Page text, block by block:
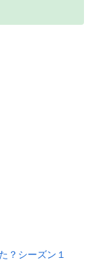
？シーズン１